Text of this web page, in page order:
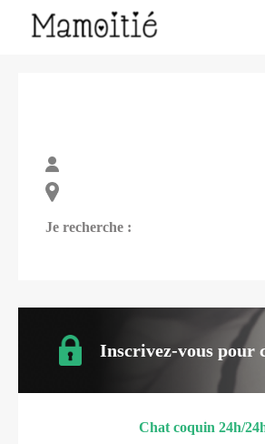
Je recherche :
Inscrivez-vous pour
Chat coquin 24h/